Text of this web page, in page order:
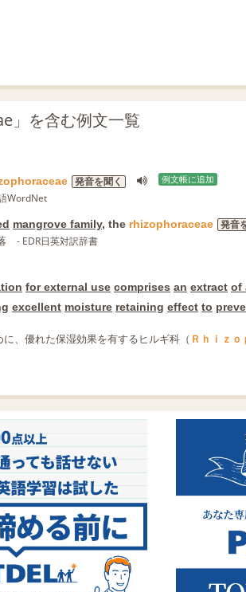
」を含む例文一覧
発音を聞く 例文帳に追加
WordNet
mangrove family, the rhizophoraceae 発音
- EDR日英対訳辞書
for external use comprises an extract of
excellent moisture retaining effect to
、優れた保湿効果を有するヒルギ科（ Ｒｈｉｚ